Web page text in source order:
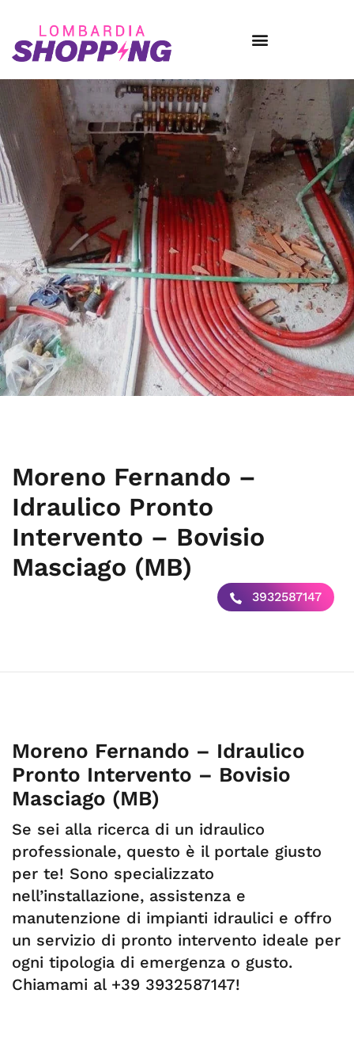
Moreno Fernando –
Idraulico Pronto
Intervento – Bovisio
Masciago (MB)
3932587147
Moreno Fernando – Idraulico
Pronto Intervento – Bovisio
Masciago (MB)
Se sei alla ricerca di un idraulico
professionale, questo è il portale giusto
per te! Sono specializzato
nell’installazione, assistenza e
manutenzione di impianti idraulici e offro
un servizio di pronto intervento ideale per
ogni tipologia di emergenza o gusto.
Chiamami al +39 3932587147!